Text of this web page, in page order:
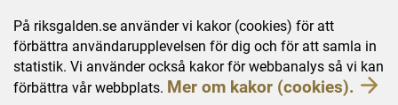
På riksgalden.se använder vi kakor (cookies) för att
förbättra användarupplevelsen för dig och för att samla in
statistik. Vi använder också kakor för webbanalys så vi kan
förbättra vår webbplats. Mer om kakor (cookies).
Tillgänglighetsredogörelse
Behandling av personuppgifter